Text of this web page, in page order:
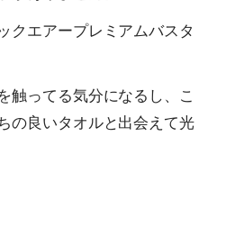
クエアープレミアムバスタ
触ってる気分になるし、こ
の良いタオルと出会えて光